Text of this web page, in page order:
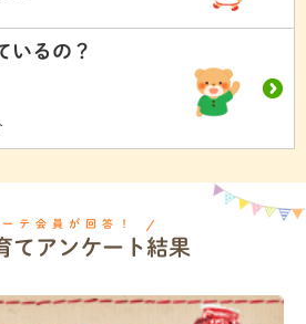
いるの？
ーテ会員が回答！
てアンケート結果